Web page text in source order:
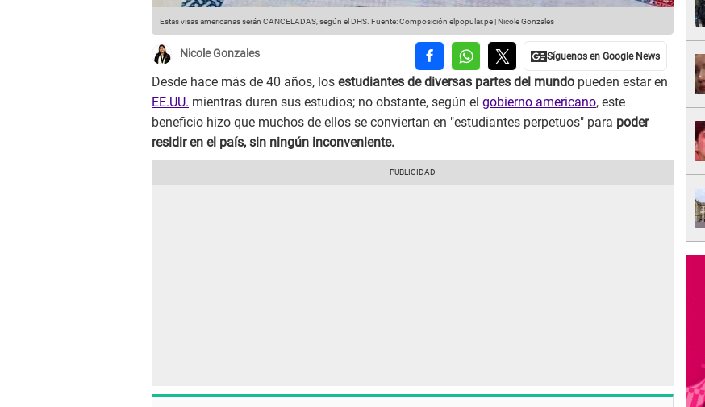
Estas visas americanas serán CANCELADAS, según el DHS. Fuente: Composición elpopular.pe | Nicole Gonzales
Nicole Gonzales
Desde hace más de 40 años, los estudiantes de diversas partes del mundo pueden estar en
EE.UU. mientras duren sus estudios; no obstante, según el gobierno americano, este
beneficio hizo que muchos de ellos se conviertan en "estudiantes perpetuos" para poder
residir en el país, sin ningún inconveniente.